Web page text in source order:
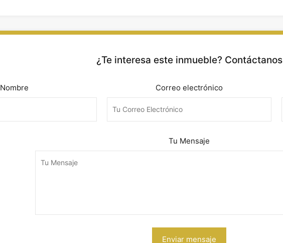
¿Te interesa este inmueble? Contáctanos
Nombre Correo electrónico
Tu Mensaje